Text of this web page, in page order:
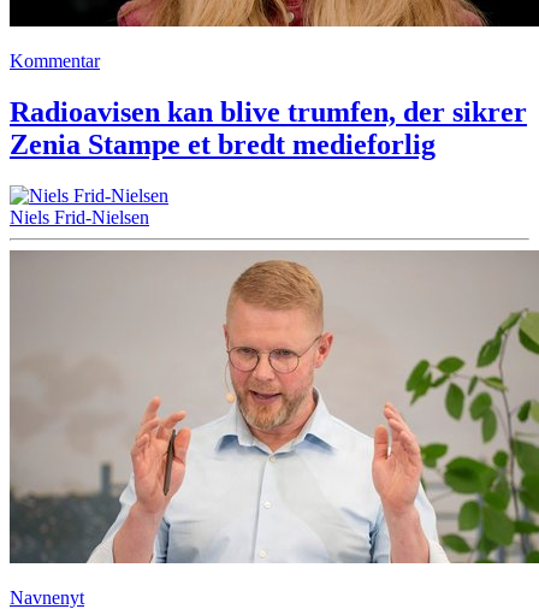
Kommentar
Radioavisen kan blive trumfen, der sikrer
Zenia Stampe et bredt medieforlig
Niels Frid-Nielsen
Navnenyt